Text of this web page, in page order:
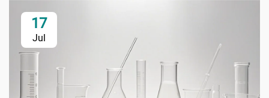
17
Jul